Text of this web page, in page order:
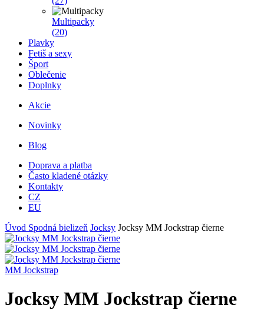
Multipacky
(20)
Plavky
Fetiš a sexy
Šport
Oblečenie
Doplnky
Akcie
Novinky
Blog
Doprava a platba
Často kladené otázky
Kontakty
CZ
EU
Úvod Spodná bielizeň Jocksy Jocksy MM Jockstrap čierne
MM Jockstrap
Jocksy MM Jockstrap čierne